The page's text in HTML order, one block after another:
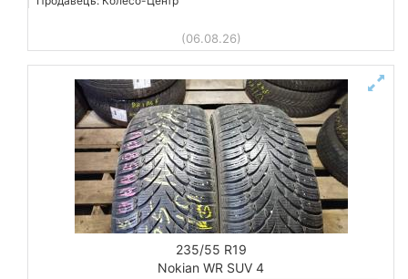
(06.08.26)
235/55 R19
Nokian WR SUV 4